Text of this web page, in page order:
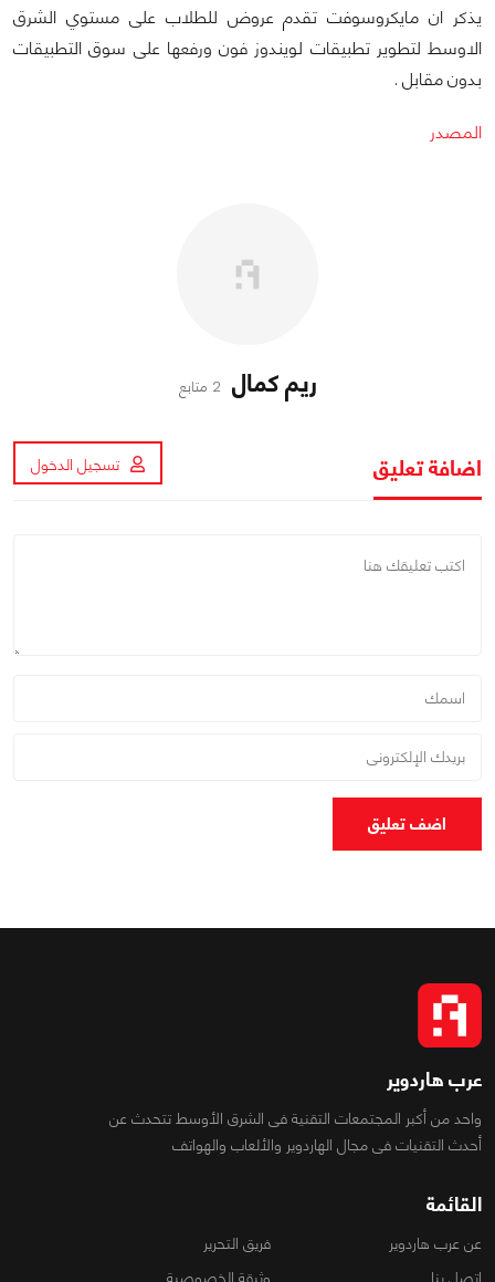
يذكر ان مايكروسوفت تقدم عروض للطلاب على مستوي الشرق
الاوسط لتطوير تطبيقات لويندوز فون ورفعها على سوق التطبيقات
بدون مقابل .
المصدر
ريم كمال 2 متابع
اضافة تعليق تسجيل الدخول
اضف تعليق
عرب هاردوير
واحد من أكبر المجتمعات التقنية فى الشرق الأوسط تتحدث عن
أحدث التقنيات فى مجال الهاردوير والألعاب والهواتف
القائمة
عن عرب هاردوير
فريق التحرير
اتصل بنا
وثيقة الخصوصية